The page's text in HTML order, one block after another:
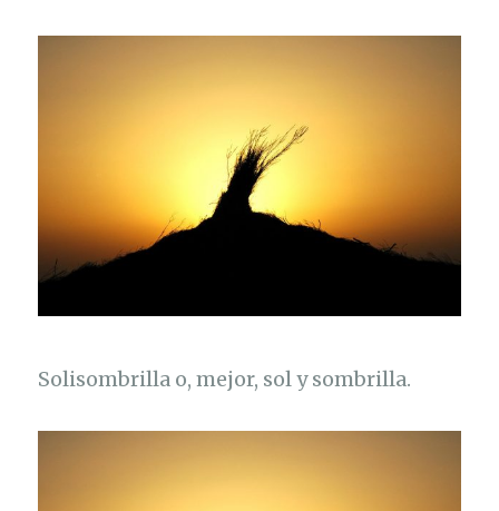
Solisombrilla o, mejor, sol y sombrilla.